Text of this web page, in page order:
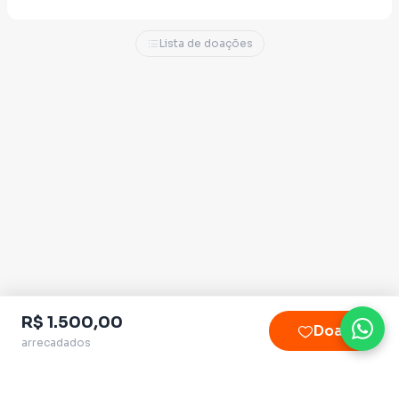
Lista de doações
R$ 1.500,00
arrecadados
Doar